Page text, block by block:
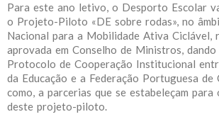
Para este ano letivo, o Desporto Escolar
o Projeto-Piloto «DE sobre rodas», no
Nacional para a Mobilidade Ativa Ciclável,
aprovada em Conselho de Ministros,
Protocolo de Cooperação Institucional
da Educação e a Federação Portuguesa de
como, a parcerias que se estabeleçam
deste projeto-piloto.